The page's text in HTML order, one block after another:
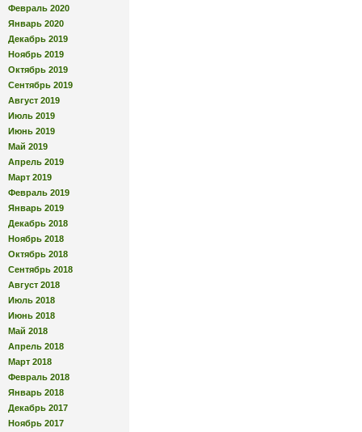
Февраль 2020
Январь 2020
Декабрь 2019
Ноябрь 2019
Октябрь 2019
Сентябрь 2019
Август 2019
Июль 2019
Июнь 2019
Май 2019
Апрель 2019
Март 2019
Февраль 2019
Январь 2019
Декабрь 2018
Ноябрь 2018
Октябрь 2018
Сентябрь 2018
Август 2018
Июль 2018
Июнь 2018
Май 2018
Апрель 2018
Март 2018
Февраль 2018
Январь 2018
Декабрь 2017
Ноябрь 2017